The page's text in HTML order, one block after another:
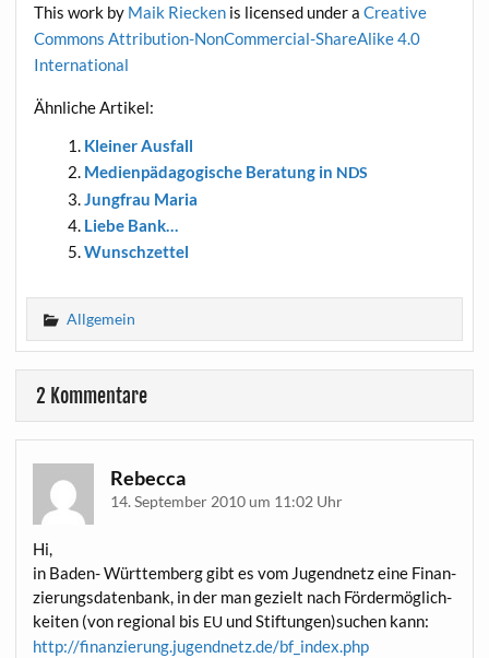
This work by Maik Riecken is licen­sed under aCrea­ti­ve
Com­mons Attri­bu­ti­on-Non­Com­mer­cial-ShareA­li­ke 4.0
International
Ähn­li­che Artikel:
Klei­ner Ausfall
Medi­en­päd­ago­gi­sche Bera­tung in NDS
Jung­frau Maria
Lie­be Bank…
Wunsch­zet­tel
Allgemein
2 Kommentare
Rebecca
14. September 2010 um 11:02 Uhr
Hi,
in Baden- Würt­tem­berg gibt es vom Jugend­netz eine Finan­
zie­rungs­da­ten­bank, in der man gezielt nach För­der­mög­lich­
kei­ten (von regio­nal bis EUund Stiftungen)suchen kann:
http://finanzierung.jugendnetz.de/bf_index.php